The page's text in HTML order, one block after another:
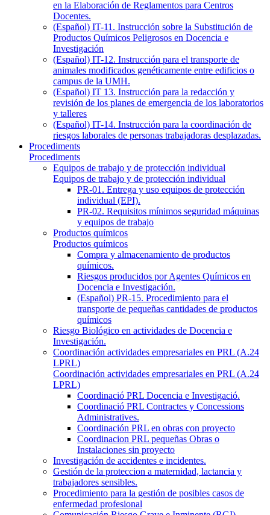
en la Elaboración de Reglamentos para Centros
Docentes.
(Español) IT-11. Instrucción sobre la Substitución de
Productos Químicos Peligrosos en Docencia e
Investigación
(Español) IT-12. Instrucción para el transporte de
animales modificados genéticamente entre edificios o
campus de la UMH.
(Español) IT 13. Instrucción para la redacción y
revisión de los planes de emergencia de los laboratorios
y talleres
(Español) IT-14. Instrucción para la coordinación de
riesgos laborales de personas trabajadoras desplazadas.
Procediments
Procediments
Equipos de trabajo y de protección individual
Equipos de trabajo y de protección individual
PR-01. Entrega y uso equipos de protección
individual (EPI).
PR-02. Requisitos mínimos seguridad máquinas
y equipos de trabajo
Productos químicos
Productos químicos
Compra y almacenamiento de productos
químicos.
Riesgos producidos por Agentes Químicos en
Docencia e Investigación.
(Español) PR-15. Procedimiento para el
transporte de pequeñas cantidades de productos
químicos
Riesgo Biológico en actividades de Docencia e
Investigación.
Coordinación actividades empresariales en PRL (A.24
LPRL)
Coordinación actividades empresariales en PRL (A.24
LPRL)
Coordinació PRL Docencia e Investigació.
Coordinació PRL Contractes y Concessions
Administratives.
Coordinación PRL en obras con proyecto
Coordinacion PRL pequeñas Obras o
Instalaciones sin proyecto
Investigación de accidentes e incidentes.
Gestión de la proteccion a maternidad, lactancia y
trabajadores sensibles.
Procedimiento para la gestión de posibles casos de
enfermedad profesional